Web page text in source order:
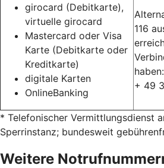
girocard (Debitkarte),
virtuelle girocard
Mastercard oder Visa
Karte (Debitkarte oder
Kreditkarte)
digitale Karten
OnlineBanking
116
haben:
+ 49
* Telefonischer Vermittlungsdienst
Sperrinstanz; bundesweit
Weitere